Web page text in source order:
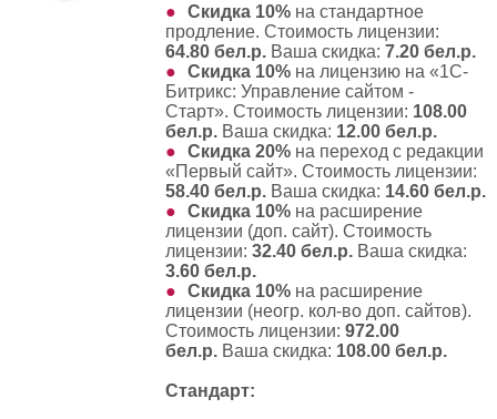
Скидка 10% на стандартное
продление. Стоимость лицензии:
64.80 бел.р. Ваша скидка: 7.20 бел.р.
Скидка 10% на лицензию на «1С-
Битрикс: Управление сайтом -
Старт». Стоимость лицензии: 108.00
бел.р. Ваша скидка: 12.00 бел.р.
Скидка 20% на переход с редакции
«Первый сайт». Стоимость лицензии:
58.40 бел.р. Ваша скидка: 14.60 бел.р.
Скидка 10% на расширение
лицензии (доп. сайт). Стоимость
лицензии: 32.40 бел.р. Ваша скидка:
3.60 бел.р.
Скидка 10% на расширение
лицензии (неогр. кол-во доп. сайтов).
Стоимость лицензии: 972.00
бел.р. Ваша скидка: 108.00 бел.р.
Стандарт: